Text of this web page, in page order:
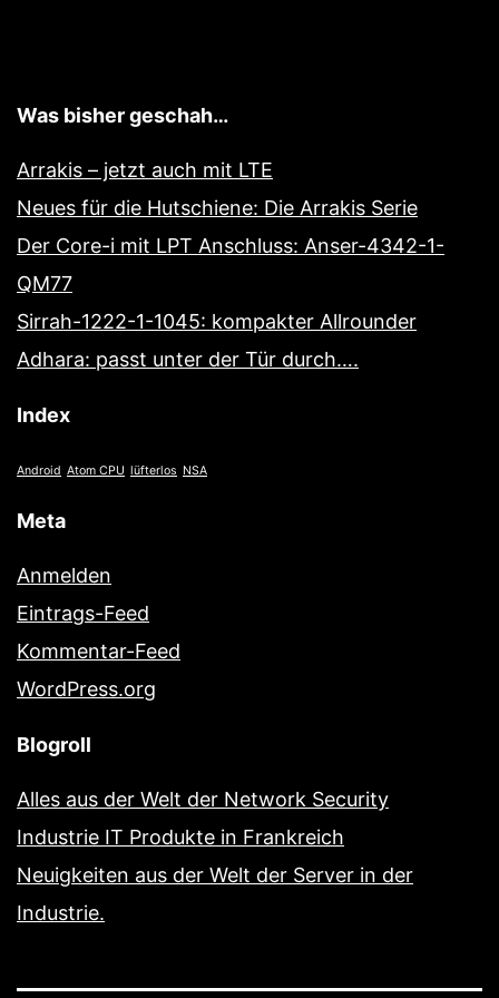
Was bisher geschah…
Arrakis – jetzt auch mit LTE
Neues für die Hutschiene: Die Arrakis Serie
Der Core-i mit LPT Anschluss: Anser-4342-1-
QM77
Sirrah-1222-1-1045: kompakter Allrounder
Adhara: passt unter der Tür durch….
Index
Android Atom CPU lüfterlos NSA
Meta
Anmelden
Eintrags-Feed
Kommentar-Feed
WordPress.org
Blogroll
Alles aus der Welt der Network Security
Industrie IT Produkte in Frankreich
Neuigkeiten aus der Welt der Server in der
Industrie.